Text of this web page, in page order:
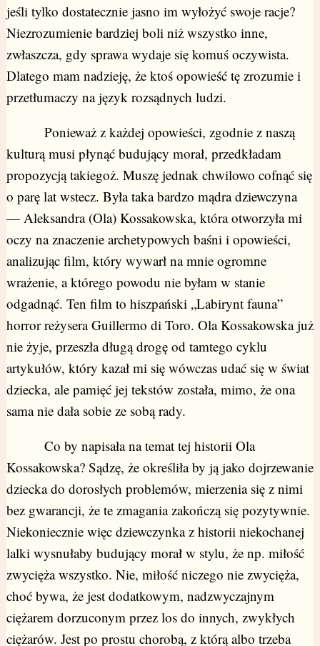
jeśli tylko dostatecznie jasno im wyłożyć swoje racje?
Niezrozumienie bardziej boli niż wszystko inne,
zwłaszcza, gdy sprawa wydaje się komuś oczywista.
Dlatego mam nadzieję, że ktoś opowieść tę zrozumie i
przetłumaczy na język rozsądnych ludzi.
Ponieważ z każdej opowieści, zgodnie z naszą
kulturą musi płynąć budujący morał, przedkładam
propozycją takiegoż. Muszę jednak chwilowo cofnąć się
o parę lat wstecz. Była taka bardzo mądra dziewczyna
— Aleksandra (Ola) Kossakowska, która otworzyła mi
oczy na znaczenie archetypowych baśni i opowieści,
analizując film, który wywarł na mnie ogromne
wrażenie, a którego powodu nie byłam w stanie
odgadnąć. Ten film to hiszpański „Labirynt fauna”
horror reżysera Guillermo di Toro. Ola Kossakowska już
nie żyje, przeszła długą drogę od tamtego cyklu
artykułów, który kazał mi się wówczas udać się w świat
dziecka, ale pamięć jej tekstów została, mimo, że ona
sama nie dała sobie ze sobą rady.
Co by napisała na temat tej historii Ola
Kossakowska? Sądzę, że określiła by ją jako dojrzewanie
dziecka do dorosłych problemów, mierzenia się z nimi
bez gwarancji, że te zmagania zakończą się pozytywnie.
Niekoniecznie więc dziewczynka z historii niekochanej
lalki wysnułaby budujący morał w stylu, że np. miłość
zwycięża wszystko. Nie, miłość niczego nie zwycięża,
choć bywa, że jest dodatkowym, nadzwyczajnym
ciężarem dorzuconym przez los do innych, zwykłych
ciężarów. Jest po prostu chorobą, z którą albo trzeba